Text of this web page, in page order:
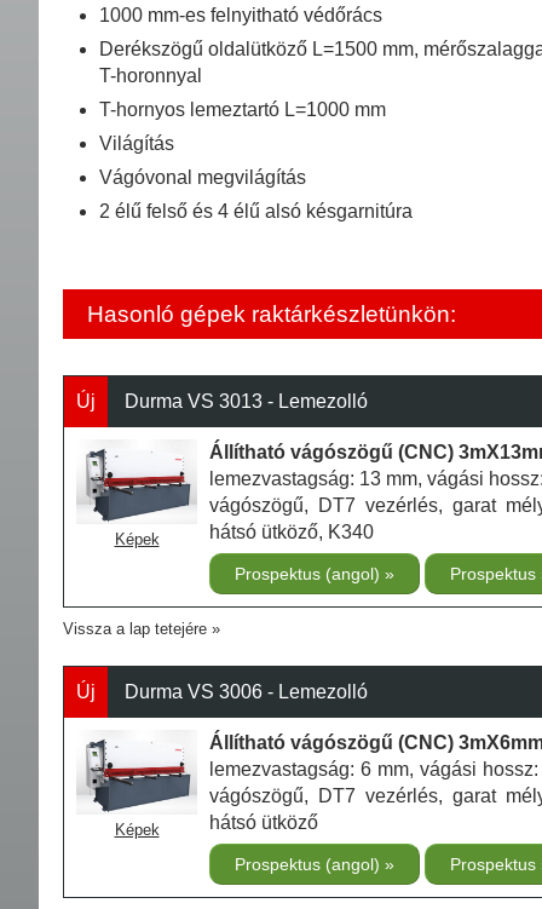
1000 mm-es felnyitható védőrács
Derékszögű oldalütköző L=1500 mm,
T-horonnyal
T-hornyos lemeztartó L=1000 mm
Világítás
Vágóvonal megvilágítás
2 élű felső és 4 élű alsó késgarnitúra
Hasonló gépek raktárkészletünkön:
Új Durma VS 3013 - Lemezolló
Képek
Állítható vágószögű (CNC)
lemezvastagság: 13 mm, vágási
vágószögű, DT7 vezérlés, garat
hátsó ütköző, K340
Prospektus (angol) Prospektus
Vissza a lap tetejére
Új Durma VS 3006 - Lemezolló
Képek
Állítható vágószögű (CNC)
lemezvastagság: 6 mm, vágási
vágószögű, DT7 vezérlés, garat
hátsó ütköző
Prospektus (angol) Prospektus